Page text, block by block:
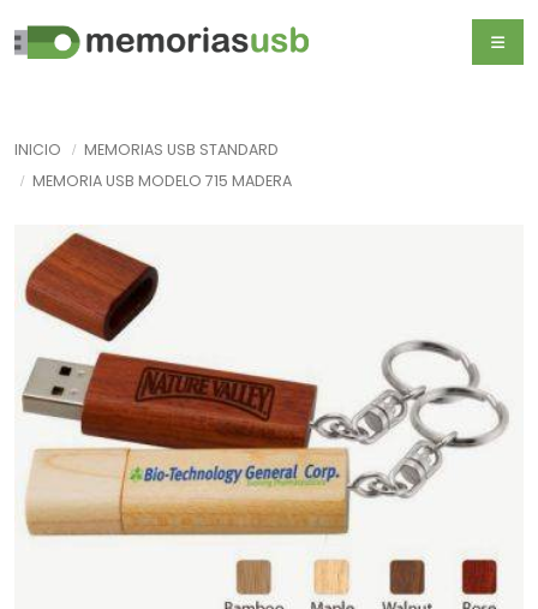
INICIO
MEMORIAS USB STANDARD
MEMORIA USB MODELO 715 MADERA